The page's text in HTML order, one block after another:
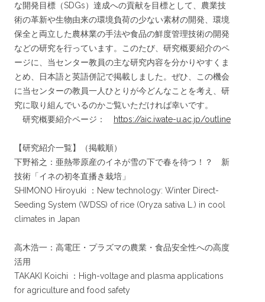
な開発目標（SDGs）達成への貢献を目標として、農業技
術の革新や生物由来の環境負荷の少ない素材の開発、環境
保全と両立した農林業の手法や食品の鮮度管理技術の開発
などの研究を行っています。このたび、研究概要紹介のペ
ージに、当センター教員の主な研究内容を分かりやすくま
とめ、日本語と英語併記で掲載しました。ぜひ、この機会
に当センターの教員一人ひとりが今どんなことを考え、研
究に取り組んでいるのかご覧いただければ幸いです。
研究概要紹介ページ：
https://aic.iwate-u.ac.jp/outline
【研究紹介一覧】（掲載順）
下野裕之：亜熱帯原産のイネが雪の下で春を待つ！？ 新
技術「イネの初冬直播き栽培」
SHIMONO Hiroyuki ：New technology: Winter Direct-
Seeding System (WDSS) of rice (Oryza sativa L.) in cool
climates in Japan
高木浩一：高電圧・プラズマの農業・食品安全性への高度
活用
TAKAKI Koichi ：High-voltage and plasma applications
for agriculture and food safety